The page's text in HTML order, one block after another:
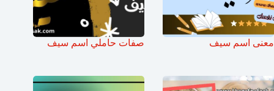
معنى اسم سيف صفات حاملي اسم سيف